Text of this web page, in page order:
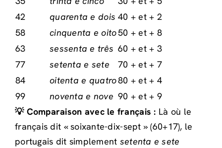
42
quarenta e dois 40 + et + 2
58
cinquenta e oito50 + et + 8
63
sessenta e três 60 + et + 3
77
setenta e sete
70 + et + 7
84
oitenta e quatro80 + et + 4
99
noventa e nove 90 + et + 9
💡 Comparaison avec le français : Là où le
français dit « soixante-dix-sept » (60+17), le
portugais dit simplement setenta e sete